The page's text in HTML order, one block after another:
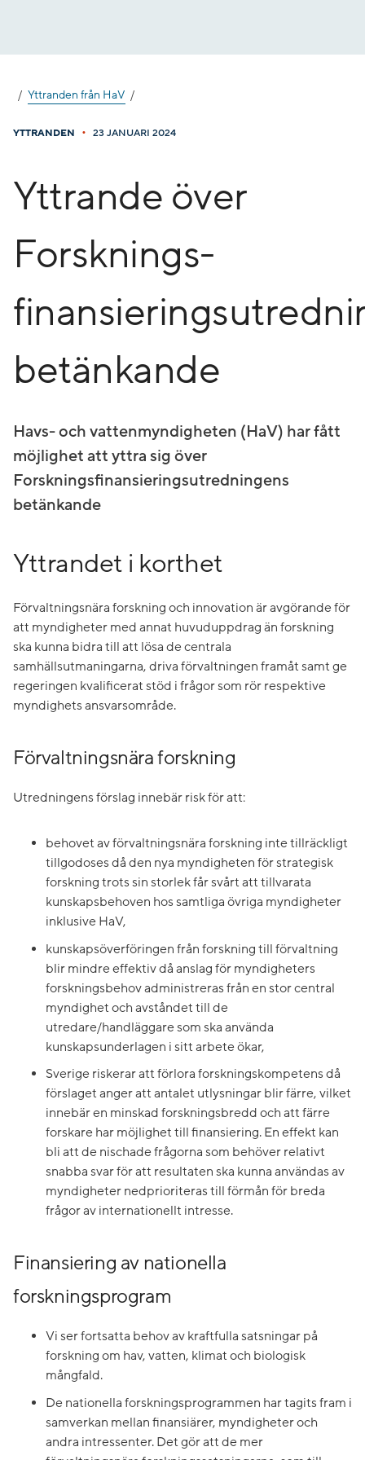
Yttranden från HaV
YTTRANDEN • 23 JANUARI 2024
Yttrande över
Forsknings-
betänkande
Havs- och vattenmyndigheten (HaV) har fått
möjlighet att yttra sig över
Forskningsfinansieringsutredningens
betänkande
Yttrandet i korthet
Förvaltningsnära forskning och innovation är avgörande för
att myndigheter med annat huvuduppdrag än forskning
ska kunna bidra till att lösa de centrala
samhällsutmaningarna, driva förvaltningen framåt samt ge
regeringen kvalificerat stöd i frågor som rör respektive
myndighets ansvarsområde.
Förvaltningsnära forskning
Utredningens förslag innebär risk för att:
behovet av förvaltningsnära forskning inte tillräckligt
tillgodoses då den nya myndigheten för strategisk
forskning trots sin storlek får svårt att tillvarata
kunskapsbehoven hos samtliga övriga myndigheter
inklusive HaV,
kunskapsöverföringen från forskning till förvaltning
blir mindre effektiv då anslag för myndigheters
forskningsbehov administreras från en stor central
myndighet och avståndet till de
utredare/handläggare som ska använda
kunskapsunderlagen i sitt arbete ökar,
Sverige riskerar att förlora forskningskompetens då
förslaget anger att antalet utlysningar blir färre, vilket
innebär en minskad forskningsbredd och att färre
forskare har möjlighet till finansiering. En effekt kan
bli att de nischade frågorna som behöver relativt
snabba svar för att resultaten ska kunna användas av
myndigheter nedprioriteras till förmån för breda
frågor av internationellt intresse.
Finansiering av nationella
forskningsprogram
Vi ser fortsatta behov av kraftfulla satsningar på
forskning om hav, vatten, klimat och biologisk
mångfald.
De nationella forskningsprogrammen har tagits fram i
samverkan mellan finansiärer, myndigheter och
andra intressenter. Det gör att de mer